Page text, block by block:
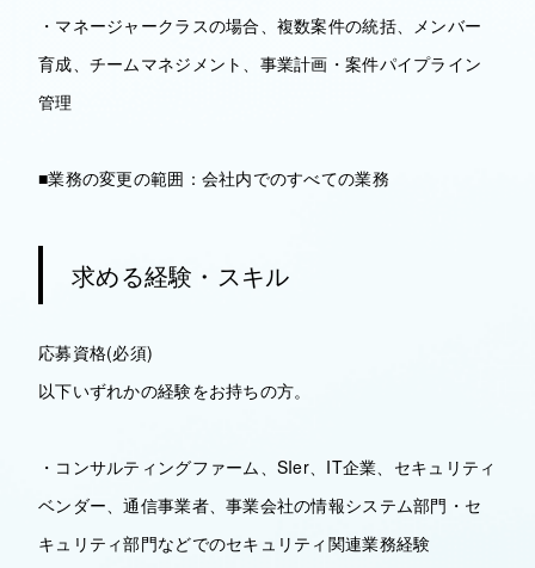
・マネージャークラスの場合、複数案件の統括、メンバー
育成、チームマネジメント、事業計画・案件パイプライン
管理
■業務の変更の範囲：会社内でのすべての業務
求める経験・スキル
応募資格(必須)
以下いずれかの経験をお持ちの方。
・コンサルティングファーム、SIer、IT企業、セキュリティ
ベンダー、通信事業者、事業会社の情報システム部門・セ
キュリティ部門などでのセキュリティ関連業務経験